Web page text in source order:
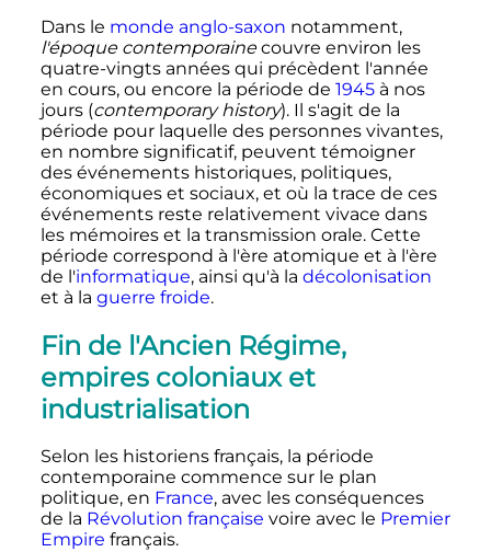
Dans le monde anglo-saxon notamment,
l'époque contemporainecouvre environ les
quatre-vingts années qui précèdent l'année
en cours, ou encore la période de 1945à nos
jours (contemporary history). Il s'agit de la
période pour laquelle des personnes vivantes,
en nombre significatif, peuvent témoigner
des événements historiques, politiques,
économiques et sociaux, et où la trace de ces
événements reste relativement vivace dans
les mémoires et la transmission orale. Cette
période correspond à l'ère atomique et à l'ère
de l'informatique, ainsi qu'à la décolonisation
et à la guerre froide.
Fin de l'Ancien Régime,
empires coloniaux et
industrialisation
Selon les historiens français, la période
contemporaine commence sur le plan
politique, en France, avec les conséquences
de la Révolution française voire avec le Premier
Empire français.